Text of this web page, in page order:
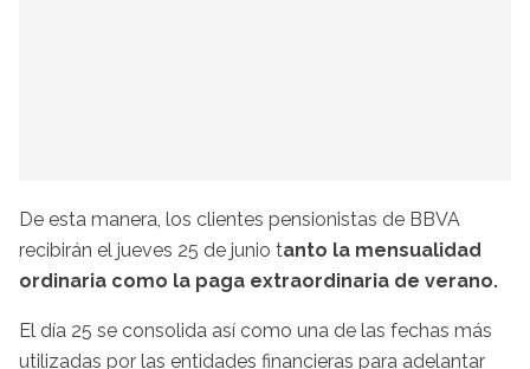
De esta manera, los clientes pensionistas de BBVA
recibirán el jueves 25 de junio tanto la mensualidad
ordinaria como la paga extraordinaria de verano.
El día 25 se consolida así como una de las fechas más
utilizadas por las entidades financieras para adelantar